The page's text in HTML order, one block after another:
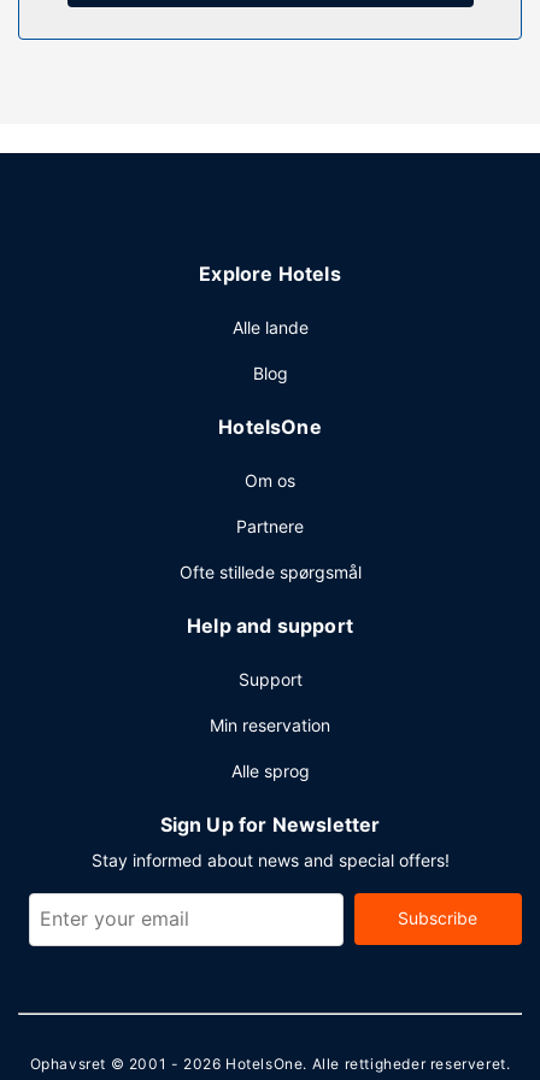
internetadgang og automat.
Gratis selvstændig parkering er til rådighed på stedet.
Explore Hotels
Alle lande
Blog
HotelsOne
Om os
Partnere
Ofte stillede spørgsmål
Help and support
Support
Min reservation
Alle sprog
Sign Up for Newsletter
Stay informed about news and special offers!
Subscribe
Ophavsret © 2001 - 2026 HotelsOne. Alle rettigheder reserveret.